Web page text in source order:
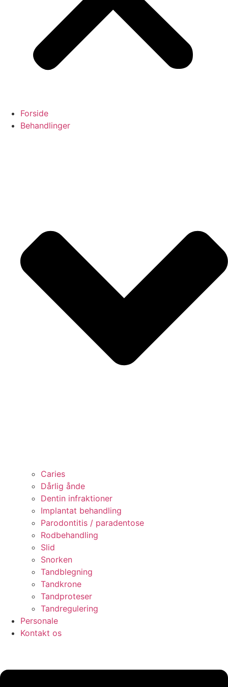
Forside
Behandlinger
Caries
Dårlig ånde
Dentin infraktioner
Implantat behandling
Parodontitis / paradentose
Rodbehandling
Slid
Snorken
Tandblegning
Tandkrone
Tandproteser
Tandregulering
Personale
Kontakt os